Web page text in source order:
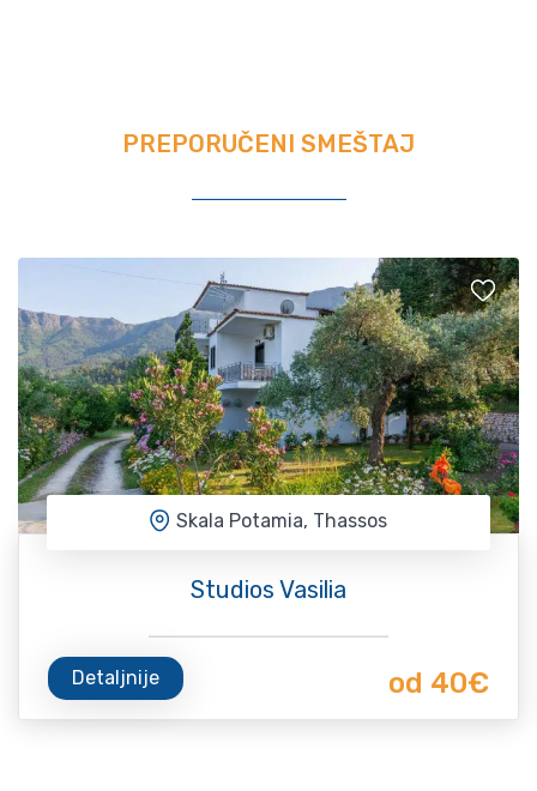
PREPORUČENI SMEŠTAJ
Skala Potamia, Thassos
Studios Vasilia
Detaljnije od 40€